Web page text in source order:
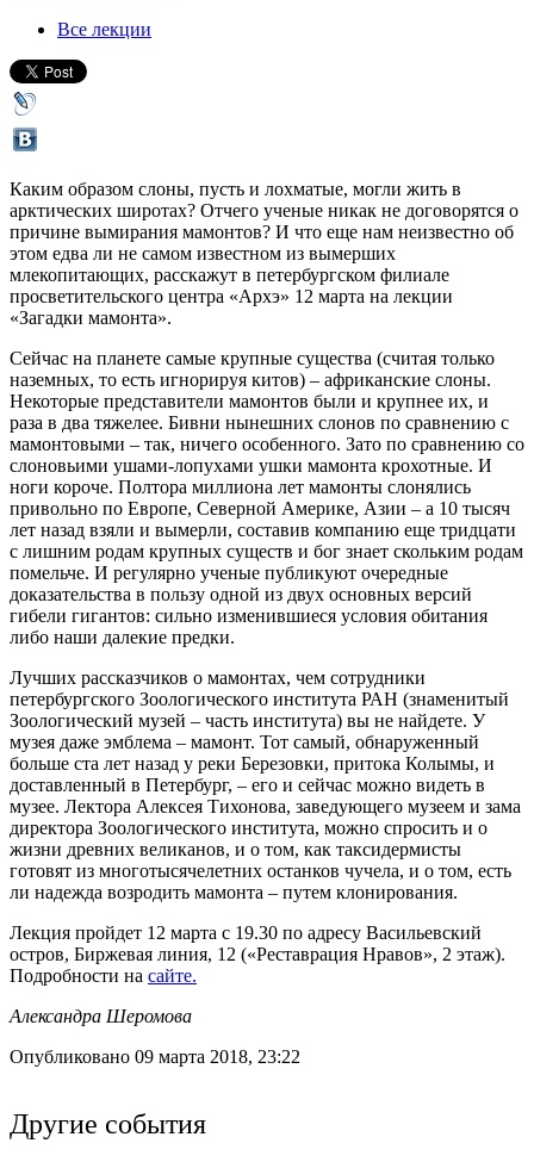
Все лекции
Каким образом слоны, пусть и лохматые, могли жить в
арктических широтах? Отчего ученые никак не договорятся о
причине вымирания мамонтов? И что еще нам неизвестно об
этом едва ли не самом известном из вымерших
млекопитающих, расскажут в петербургском филиале
просветительского центра «Архэ» 12 марта на лекции
«Загадки мамонта».
Сейчас на планете самые крупные существа (считая только
наземных, то есть игнорируя китов) – африканские слоны.
Некоторые представители мамонтов были и крупнее их, и
раза в два тяжелее. Бивни нынешних слонов по сравнению с
мамонтовыми – так, ничего особенного. Зато по сравнению со
слоновьими ушами-лопухами ушки мамонта крохотные. И
ноги короче. Полтора миллиона лет мамонты слонялись
привольно по Европе, Северной Америке, Азии – а 10 тысяч
лет назад взяли и вымерли, составив компанию еще тридцати
с лишним родам крупных существ и бог знает скольким родам
помельче. И регулярно ученые публикуют очередные
доказательства в пользу одной из двух основных версий
гибели гигантов: сильно изменившиеся условия обитания
либо наши далекие предки.
Лучших рассказчиков о мамонтах, чем сотрудники
петербургского Зоологического института РАН (знаменитый
Зоологический музей – часть института) вы не найдете. У
музея даже эмблема – мамонт. Тот самый, обнаруженный
больше ста лет назад у реки Березовки, притока Колымы, и
доставленный в Петербург, – его и сейчас можно видеть в
музее. Лектора Алексея Тихонова, заведующего музеем и зама
директора Зоологического института, можно спросить и о
жизни древних великанов, и о том, как таксидермисты
готовят из многотысячелетних останков чучела, и о том, есть
ли надежда возродить мамонта – путем клонирования.
Лекция пройдет 12 марта с 19.30 по адресу Васильевский
остров, Биржевая линия, 12 («Реставрация Нравов», 2 этаж).
Подробности на сайте.
Александра Шеромова
Опубликовано 09 марта 2018, 23:22
Другие события